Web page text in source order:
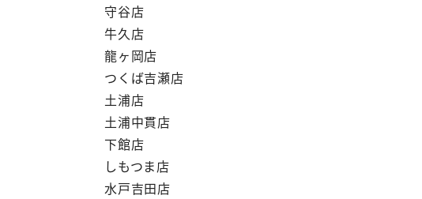
守谷店
牛久店
龍ヶ岡店
つくば吉瀬店
土浦店
土浦中貫店
下館店
しもつま店
水戸吉田店